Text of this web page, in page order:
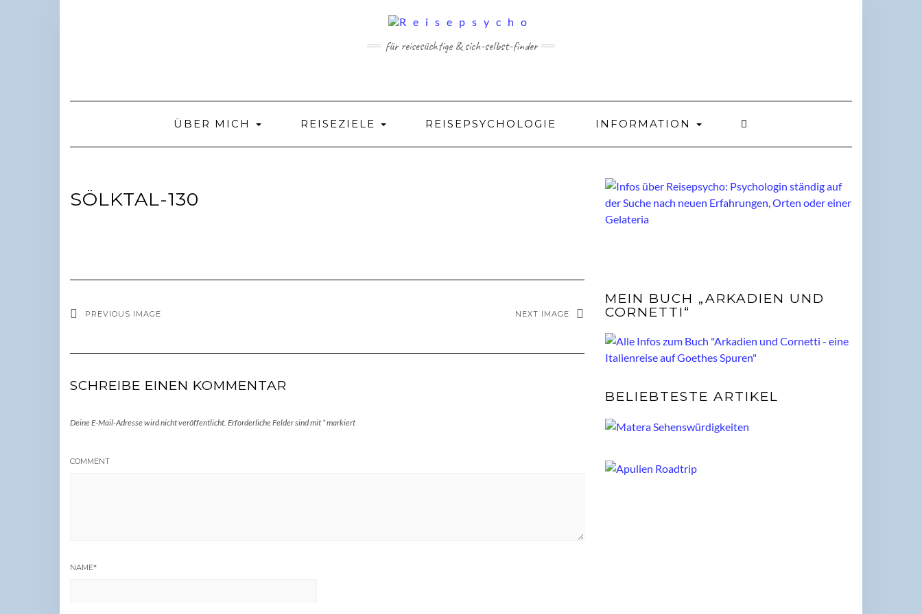
für reisesüchtige & sich-selbst-finder
ÜBER MICH REISEZIELE REISEPSYCHOLOGIE INFORMATION
SÖLKTAL-130
PREVIOUS IMAGE NEXT IMAGE
SCHREIBE EINEN KOMMENTAR
Deine E-Mail-Adresse wird nicht veröffentlicht. Erforderliche Felder sind mit *markiert
COMMENT
NAME*
MEIN BUCH „ARKADIEN UND
CORNETTI“
BELIEBTESTE ARTIKEL